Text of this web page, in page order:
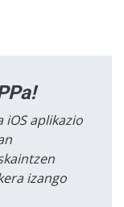
iOS aplikazio
izango